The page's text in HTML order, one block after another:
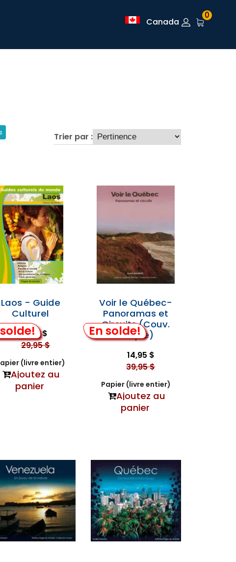
Canada
0
Trier par :
Laos - Guide
Culturel
9,95 $
29,95 $
(livre entier)
Ajoutez au
panier
En solde!
Voir le Québec-
Panoramas et
Circuits (Couv.
Souple)
14,95 $
39,95 $
Papier (livre entier)
Ajoutez au
panier